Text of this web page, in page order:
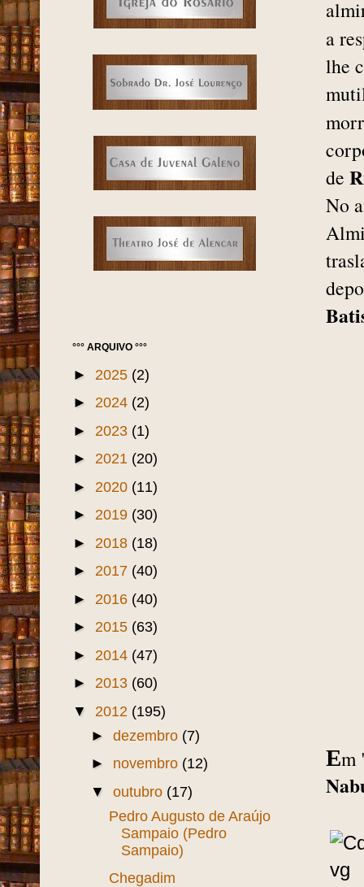
a
lhe
de
No
Em
°°° ARQUIVO °°°
► 2025 (2)
► 2024 (2)
► 2023 (1)
► 2021 (20)
► 2020 (11)
► 2019 (30)
► 2018 (18)
► 2017 (40)
► 2016 (40)
► 2015 (63)
► 2014 (47)
► 2013 (60)
▼ 2012 (195)
► dezembro (7)
► novembro (12)
▼ outubro (17)
Pedro Augusto de Araújo
Sampaio (Pedro
Sampaio)
Chegadim